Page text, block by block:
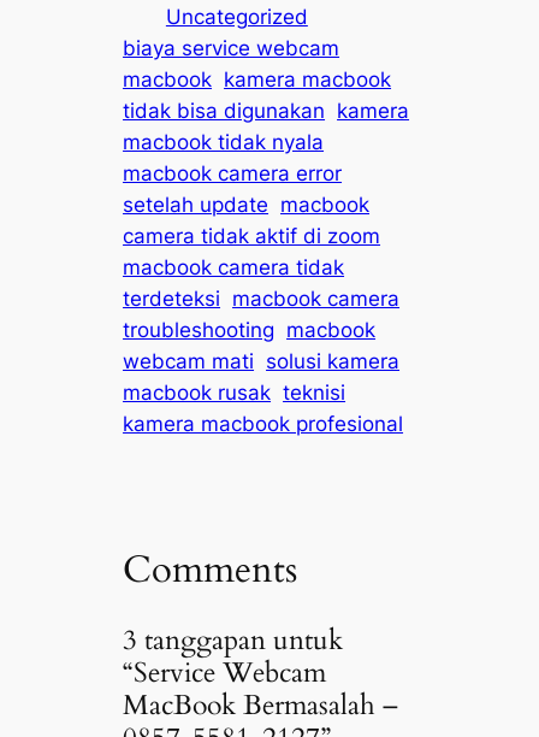
Uncategorized
biaya service webcam
macbook kamera macbook
tidak bisa digunakan kamera
macbook tidak nyala
macbook camera error
setelah update macbook
camera tidak aktif di zoom
macbook camera tidak
terdeteksi macbook camera
troubleshooting macbook
webcam mati solusi kamera
macbook rusak teknisi
kamera macbook profesional
Comments
3 tanggapan untuk
“Service Webcam
MacBook Bermasalah –